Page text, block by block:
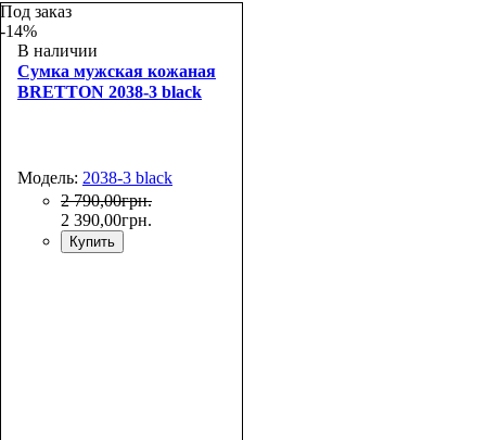
Под заказ
-14%
В наличии
Сумка мужская кожаная
BRETTON 2038-3 black
Модель: 2038-3 black
2 790,00грн.
2 390,00грн.
Купить